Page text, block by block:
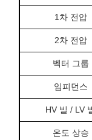
1차 전압
2차 전압
벡터 그룹
임피던스
HV 빌 / LV
온도 상승